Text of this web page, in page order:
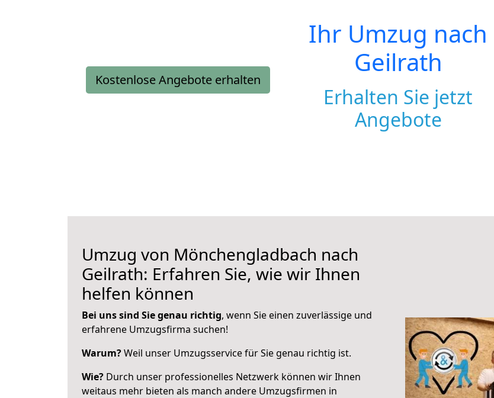
Kostenlose Angebote erhalten
Ihr Umzug nach
Geilrath
Erhalten Sie jetzt
Angebote
Umzug von Mönchengladbach nach
Geilrath: Erfahren Sie, wie wir Ihnen
helfen können
Bei uns sind Sie genau richtig, wenn Sie einen zuverlässige und
erfahrene Umzugsfirma suchen!
Warum?Weil unser Umzugsservice für Sie genau richtig ist.
Wie? Durch unser professionelles Netzwerk können wir Ihnen
weitaus mehr bieten als manch andere Umzugsfirmen in